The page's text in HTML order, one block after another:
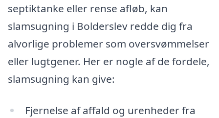
septiktanke eller rense afløb, kan
slamsugning i Bolderslev redde dig fra
alvorlige problemer som oversvømmelser
eller lugtgener. Her er nogle af de fordele,
slamsugning kan give:
Fjernelse af affald og urenheder fra